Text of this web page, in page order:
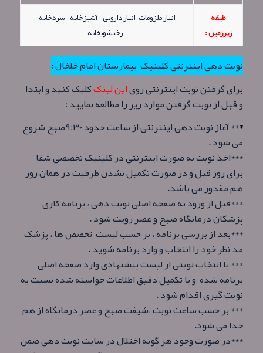
طبقه
زیرزمین :
انبار ملزومات – انبار دارویی -آشپزخانه -سردخانه
-رختشویخانه
نوبت دهی اینترنتی کلینیک بیمارستان امام خلخال :
برای گرفتن نوبت اینترنتی رویاین لینککلیک کنید و ابتدا
و قبل از نوبت گرفتن موارد زیر را مطالعه نمایید :
*** آغاز نوبت دهی اینترنتی از ساعت حدود۹:۳۰صبح شروع
می شود .
***اخذ نوبت به صورت اینترنتی در کلینیک تخصصی شفا
برای روز قبل و در صورت تکمیل نشدن ظرفیت در همان روز
هم مقدور می باشد.
***قبل از ورود به صفحه اصلی نوبت دهی ، برنامه کاری
پزشکان درمانگاه صبح و عصر رویت شود .
***بعد از بررسی برنامه ، بر حسب لیست تخصص ها ، پزشک
مد نظر خود را انتخاب و وارد برنامه شوید .
*** با انتخاب نوبتی از لیست پیشنهادی وارد صفحه اصلی
برنامه شده و با تکمیل دقیق اطلاعات خواسته شده نسبت به
نوبت گیری اقدام شود .
*** بر حسب ساعت نوبت ،شیفت صبح و عصر درمانگاه از هم
جدا می شود.
***در صورت وجود هر گونه اختلال در سایت نوبت دهی ضمن